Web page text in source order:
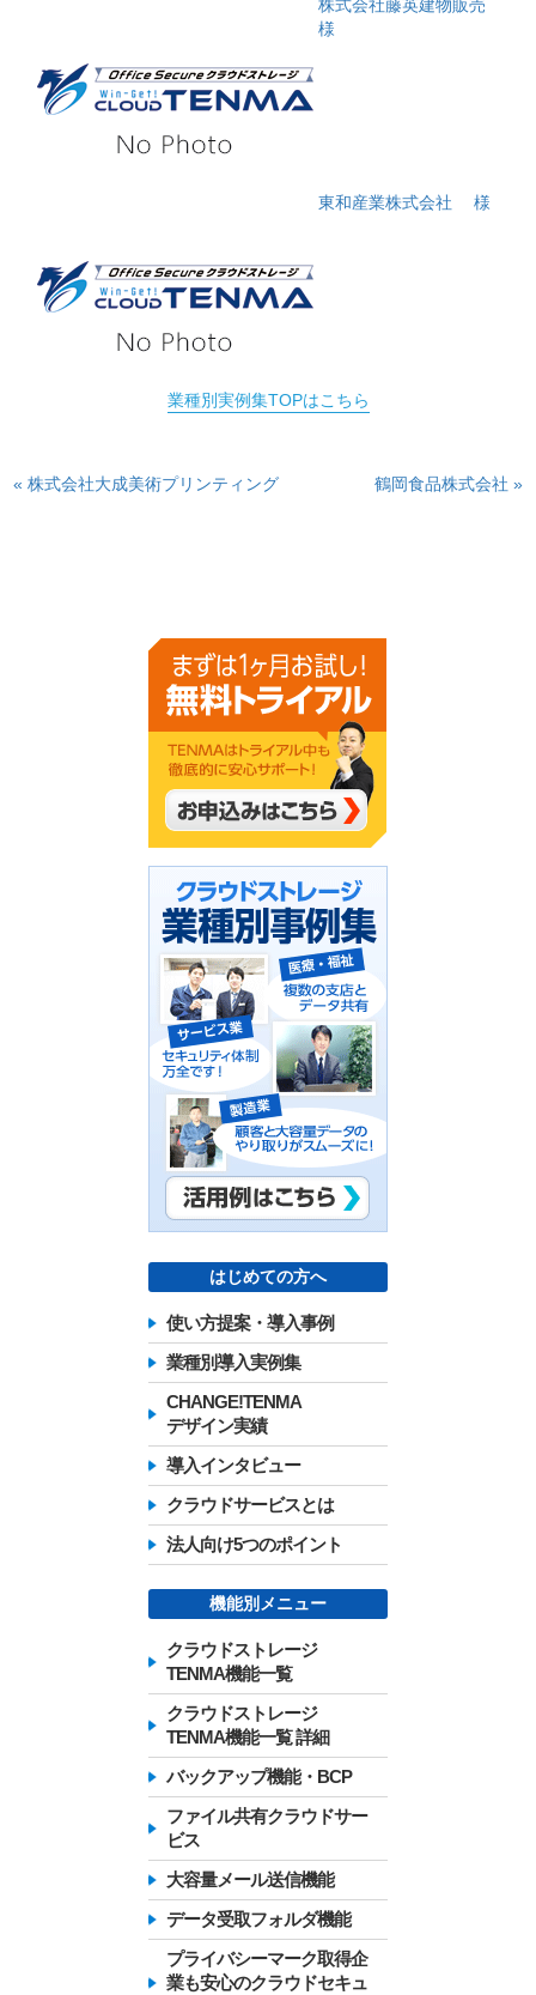
株式会社藤英建物販売
様
東和産業株式会社 様
業種別実例集TOPはこちら
« 株式会社大成美術プリンティング 鶴岡食品株式会社 »
はじめての方へ
使い方提案・導入事例
業種別導入実例集
CHANGE!TENMA
デザイン実績
導入インタビュー
クラウドサービスとは
法人向け5つのポイント
機能別メニュー
クラウドストレージ
TENMA機能一覧
クラウドストレージ
TENMA機能一覧 詳細
バックアップ機能・BCP
ファイル共有クラウドサー
ビス
大容量メール送信機能
データ受取フォルダ機能
プライバシーマーク取得企
業も安心のクラウドセキュ